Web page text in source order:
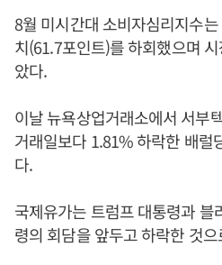
8월 미시간대 소비자심리지수
치(61.7포인트)를 하회했으며
았다.
이날 뉴욕상업거래소에서 서부
거래일보다 1.81% 하락한 배럴
다.
국제유가는 트럼프 대통령과 블
령의 회담을 앞두고 하락한 것